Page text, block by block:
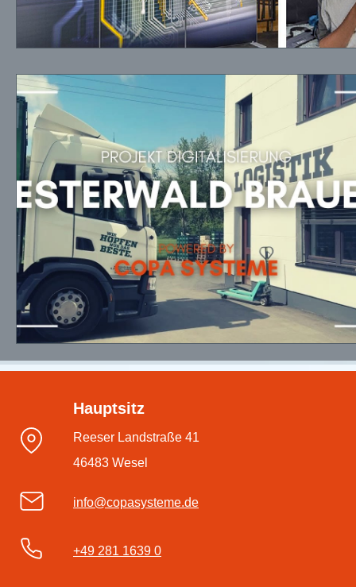
Hauptsitz
Reeser Landstraße 41
46483 Wesel
info@copasysteme.de
+49 281 1639 0